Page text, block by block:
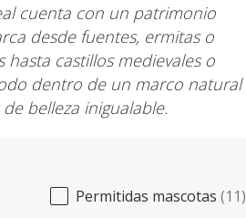
cuenta con un patrimonio
desde fuentes, ermitas o
hasta castillos medievales o
dentro de un marco natural
belleza inigualable.
Permitidas mascotas (11)